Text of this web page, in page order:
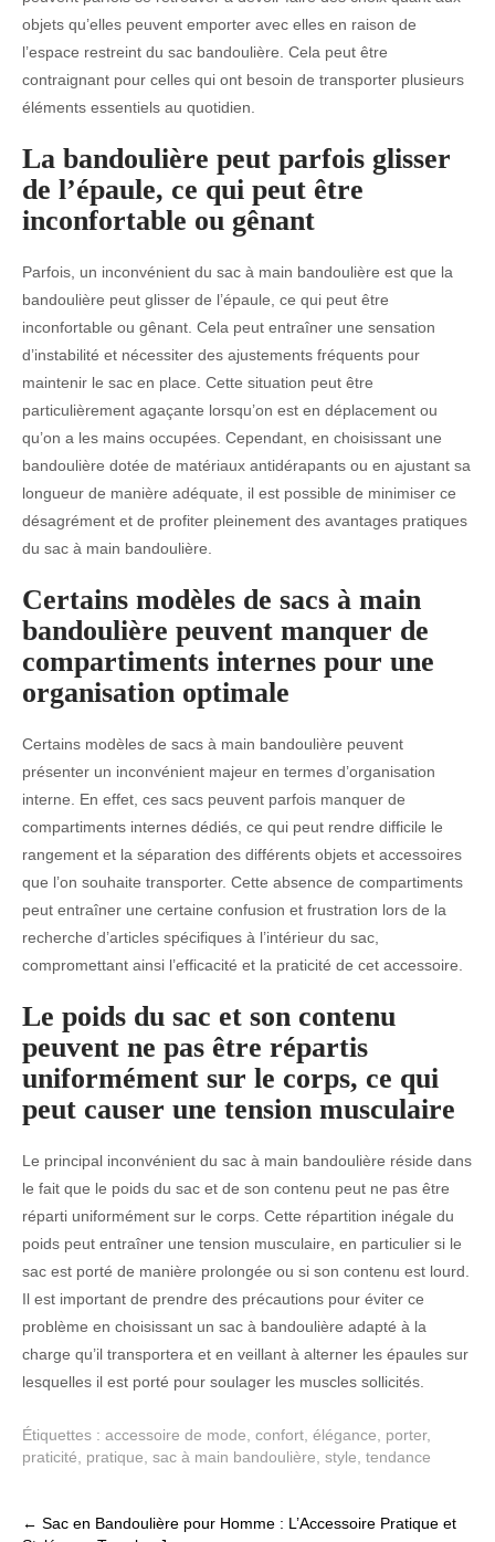
objets qu’elles peuvent emporter avec elles en raison de
l’espace restreint du sac bandoulière. Cela peut être
contraignant pour celles qui ont besoin de transporter plusieurs
éléments essentiels au quotidien.
La bandoulière peut parfois glisser
de l’épaule, ce qui peut être
inconfortable ou gênant
Parfois, un inconvénient du sac à main bandoulière est que la
bandoulière peut glisser de l’épaule, ce qui peut être
inconfortable ou gênant. Cela peut entraîner une sensation
d’instabilité et nécessiter des ajustements fréquents pour
maintenir le sac en place. Cette situation peut être
particulièrement agaçante lorsqu’on est en déplacement ou
qu’on a les mains occupées. Cependant, en choisissant une
bandoulière dotée de matériaux antidérapants ou en ajustant sa
longueur de manière adéquate, il est possible de minimiser ce
désagrément et de profiter pleinement des avantages pratiques
du sac à main bandoulière.
Certains modèles de sacs à main
bandoulière peuvent manquer de
compartiments internes pour une
organisation optimale
Certains modèles de sacs à main bandoulière peuvent
présenter un inconvénient majeur en termes d’organisation
interne. En effet, ces sacs peuvent parfois manquer de
compartiments internes dédiés, ce qui peut rendre difficile le
rangement et la séparation des différents objets et accessoires
que l’on souhaite transporter. Cette absence de compartiments
peut entraîner une certaine confusion et frustration lors de la
recherche d’articles spécifiques à l’intérieur du sac,
compromettant ainsi l’efficacité et la praticité de cet accessoire.
Le poids du sac et son contenu
peuvent ne pas être répartis
uniformément sur le corps, ce qui
peut causer une tension musculaire
Le principal inconvénient du sac à main bandoulière réside dans
le fait que le poids du sac et de son contenu peut ne pas être
réparti uniformément sur le corps. Cette répartition inégale du
poids peut entraîner une tension musculaire, en particulier si le
sac est porté de manière prolongée ou si son contenu est lourd.
Il est important de prendre des précautions pour éviter ce
problème en choisissant un sac à bandoulière adapté à la
charge qu’il transportera et en veillant à alterner les épaules sur
lesquelles il est porté pour soulager les muscles sollicités.
Étiquettes : accessoire de mode confort élégance porter,
praticité
pratique sac à main bandoulière style tendance
Post
← Sac en Bandoulière pour Homme : L’Accessoire Pratique et